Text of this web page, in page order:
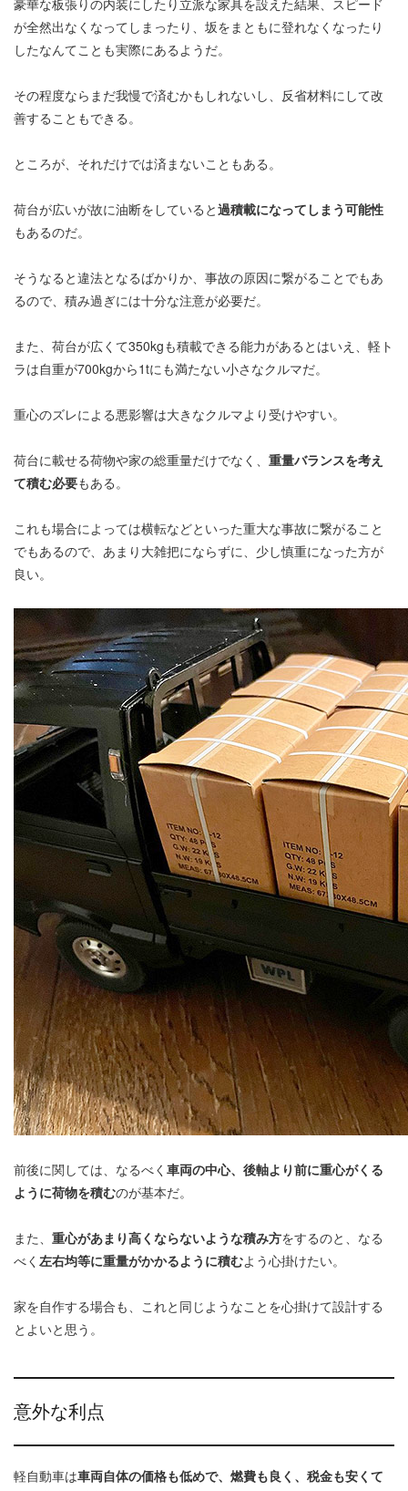
豪華な板張りの内装にしたり立派な家具を設えた結果、スピード
が全然出なくなってしまったり、坂をまともに登れなくなったり
したなんてことも実際にあるようだ。
その程度ならまだ我慢で済むかもしれないし、反省材料にして改
善することもできる。
ところが、それだけでは済まないこともある。
荷台が広いが故に油断をしていると過積載になってしまう可能性
もあるのだ。
そうなると違法となるばかりか、事故の原因に繋がることでもあ
るので、積み過ぎには十分な注意が必要だ。
また、荷台が広くて350kgも積載できる能力があるとはいえ、軽ト
ラは自重が700kgから1tにも満たない小さなクルマだ。
重心のズレによる悪影響は大きなクルマより受けやすい。
荷台に載せる荷物や家の総重量だけでなく、 重量バランスを考え
て積む必要もある。
これも場合によっては横転などといった重大な事故に繋がること
でもあるので、あまり大雑把にならずに、少し慎重になった方が
良い。
前後に関しては、なるべく 車両の中心、後軸より前に重心がくる
ように荷物を積むのが基本だ。
また、 重心があまり高くならないような積み方をするのと、なる
べく 左右均等に重量がかかるように積むよう心掛けたい。
家を自作する場合も、これと同じようなことを心掛けて設計する
とよいと思う。
意外な利点
軽自動車は車両自体の価格も低めで、燃費も良く、税金も安くて